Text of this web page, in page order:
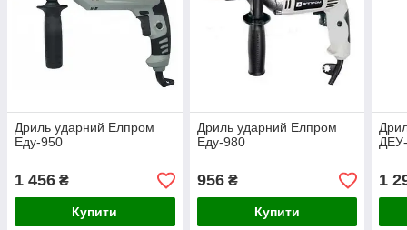
Дриль ударний Елпром
Еду-950
1 456 ₴
Купити
Дриль ударний Елпром
Еду-980
956₴
Купити
1